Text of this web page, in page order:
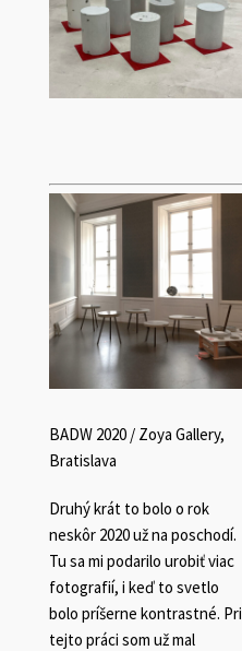
BADW 2020 / Zoya Gallery,
Bratislava
Druhý krát to bolo o rok
neskôr 2020 už na poschodí.
Tu sa mi podarilo urobiť viac
fotografií, i keď to svetlo
bolo príšerne kontrastné. Pri
tejto práci som už mal